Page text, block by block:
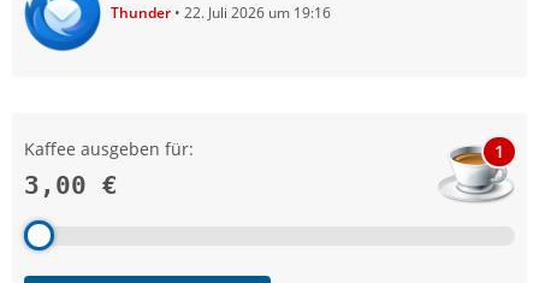
Thunder 22. Juli 2026 um 19:16
Kaffee ausgeben für:
3,00 €
1